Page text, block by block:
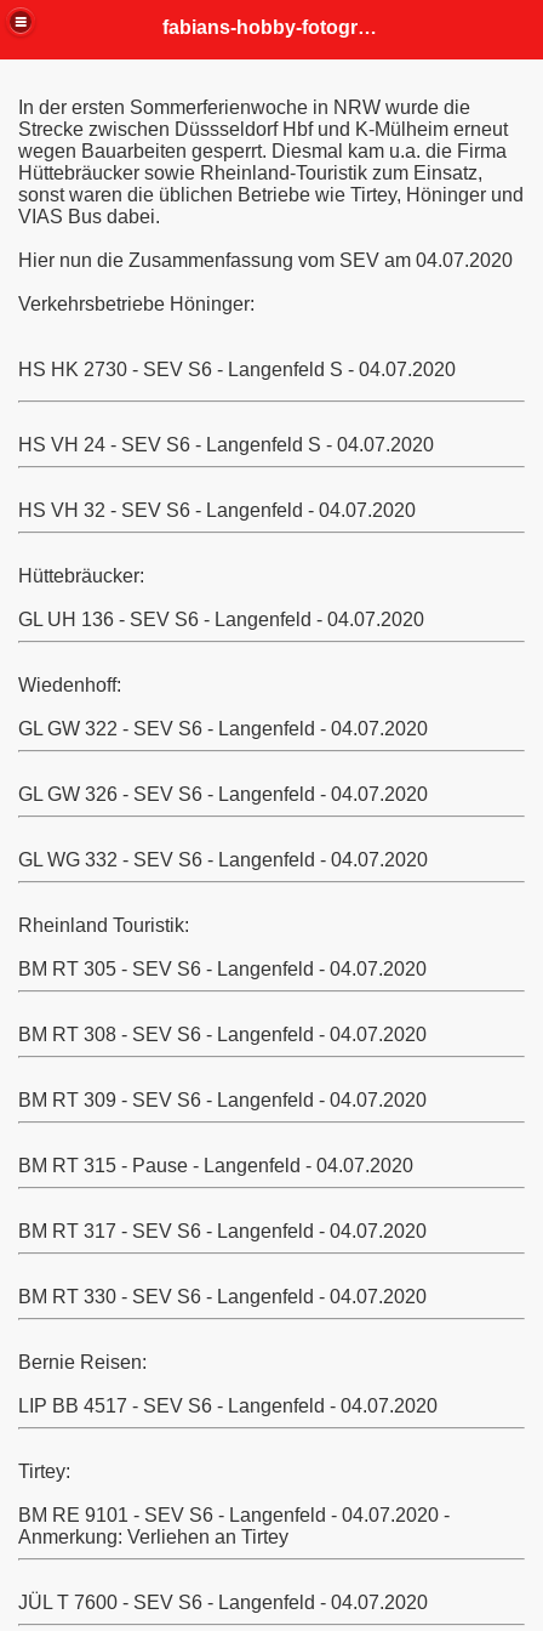
fabians-hobby-fotografien
In der ersten Sommerferienwoche in NRW wurde die
Strecke zwischen Düssseldorf Hbf und K-Mülheim erneut
wegen Bauarbeiten gesperrt. Diesmal kam u.a. die Firma
Hüttebräucker sowie Rheinland-Touristik zum Einsatz,
sonst waren die üblichen Betriebe wie Tirtey, Höninger und
VIAS Bus dabei.
Hier nun die Zusammenfassung vom SEV am 04.07.2020
Verkehrsbetriebe Höninger:
HS HK 2730 - SEV S6 - Langenfeld S - 04.07.2020
HS VH 24 - SEV S6 - Langenfeld S - 04.07.2020
HS VH 32 - SEV S6 - Langenfeld - 04.07.2020
Hüttebräucker:
GL UH 136 - SEV S6 - Langenfeld - 04.07.2020
Wiedenhoff:
GL GW 322 - SEV S6 - Langenfeld - 04.07.2020
GL GW 326 - SEV S6 - Langenfeld - 04.07.2020
GL WG 332 - SEV S6 - Langenfeld - 04.07.2020
Rheinland Touristik:
BM RT 305 - SEV S6 - Langenfeld - 04.07.2020
BM RT 308 - SEV S6 - Langenfeld - 04.07.2020
BM RT 309 - SEV S6 - Langenfeld - 04.07.2020
BM RT 315 - Pause - Langenfeld - 04.07.2020
BM RT 317 - SEV S6 - Langenfeld - 04.07.2020
BM RT 330 - SEV S6 - Langenfeld - 04.07.2020
Bernie Reisen:
LIP BB 4517 - SEV S6 - Langenfeld - 04.07.2020
Tirtey:
BM RE 9101 - SEV S6 - Langenfeld - 04.07.2020 -
Anmerkung: Verliehen an Tirtey
JÜL T 7600 - SEV S6 - Langenfeld - 04.07.2020